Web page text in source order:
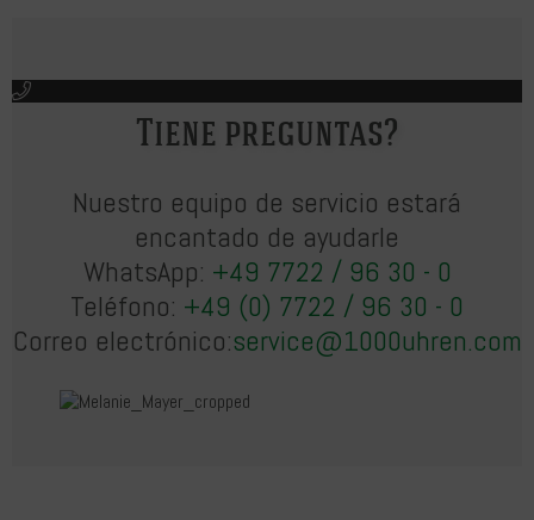
Tiene preguntas?
Nuestro equipo de servicio estará
encantado de ayudarle
WhatsApp: +49 7722 / 96 30 - 0
Teléfono: +49 (0) 7722 / 96 30 - 0
Correo electrónico:service@1000uhren.com